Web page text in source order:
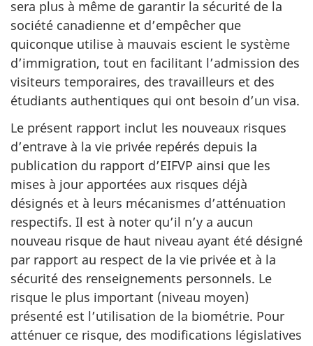
sera plus à même de garantir la sécurité de la
société canadienne et d’empêcher que
quiconque utilise à mauvais escient le système
d’immigration, tout en facilitant l’admission des
visiteurs temporaires, des travailleurs et des
étudiants authentiques qui ont besoin d’un visa.
Le présent rapport inclut les nouveaux risques
d’entrave à la vie privée repérés depuis la
publication du rapport d’EIFVP ainsi que les
mises à jour apportées aux risques déjà
désignés et à leurs mécanismes d’atténuation
respectifs. Il est à noter qu’il n’y a aucun
nouveau risque de haut niveau ayant été désigné
par rapport au respect de la vie privée et à la
sécurité des renseignements personnels. Le
risque le plus important (niveau moyen)
présenté est l’utilisation de la biométrie. Pour
atténuer ce risque, des modifications législatives